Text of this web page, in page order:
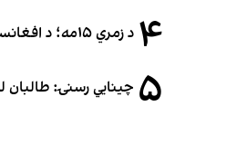
۴ د زمري ۱۵مه؛ د افغانستان د سقوط د پیل پنځه کاله او دوامدارې ننګونې
۵ چینایي رسنۍ: طالبان